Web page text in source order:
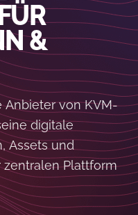
&
Anbieter von KVM-
digitale
Assets und
Plattform